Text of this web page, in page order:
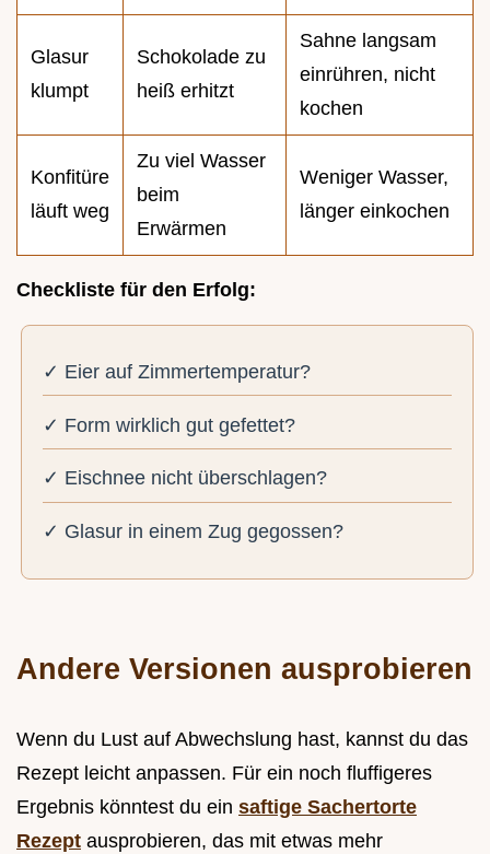
Glasur
klumpt
Schokolade zu
heiß erhitzt
Sahne langsam
einrühren, nicht
kochen
Konfitüre
läuft weg
Zu viel Wasser
beim
Erwärmen
Weniger Wasser,
länger einkochen
Checkliste für den Erfolg:
✓ Eier auf Zimmertemperatur?
✓ Form wirklich gut gefettet?
✓ Eischnee nicht überschlagen?
✓ Glasur in einem Zug gegossen?
Andere Versionen ausprobieren
Wenn du Lust auf Abwechslung hast, kannst du das
Rezept leicht anpassen. Für ein noch fluffigeres
Ergebnis könntest du ein saftige Sachertorte
Rezept ausprobieren, das mit etwas mehr